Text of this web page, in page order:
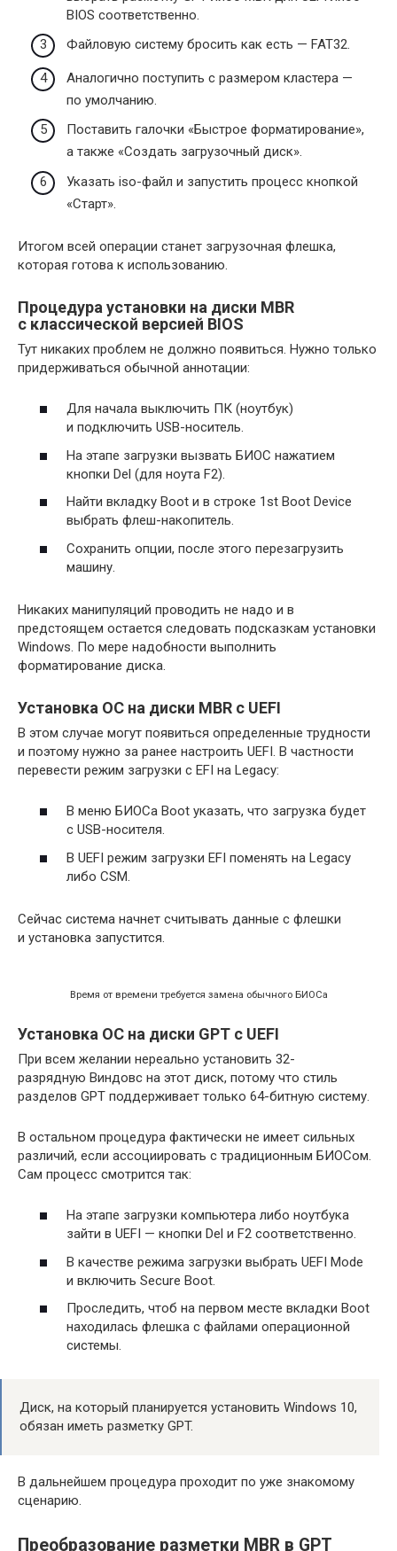
BIOS соответственно.
Файловую систему бросить как есть — FAT32.
Аналогично поступить с размером кластера —
по умолчанию.
Поставить галочки «Быстрое форматирование»,
а также «Создать загрузочный диск».
Указать iso-файл и запустить процесс кнопкой
«Старт».
Итогом всей операции станет загрузочная флешка,
которая готова к использованию.
Процедура установки на диски MBR
с классической версией BIOS
Тут никаких проблем не должно появиться. Нужно только
придерживаться обычной аннотации:
Для начала выключить ПК (ноутбук)
и подключить USB-носитель.
На этапе загрузки вызвать БИОС нажатием
кнопки Del (для ноута F2).
Найти вкладку Boot и в строке 1st Boot Device
выбрать флеш-накопитель.
Сохранить опции, после этого перезагрузить
машину.
Никаких манипуляций проводить не надо и в
предстоящем остается следовать подсказкам установки
Windows. По мере надобности выполнить
форматирование диска.
Установка ОС на диски MBR с UEFI
В этом случае могут появиться определенные трудности
и поэтому нужно за ранее настроить UEFI. В частности
перевести режим загрузки с EFI на Legacy:
В меню БИОСа Boot указать, что загрузка будет
с USB-носителя.
В UEFI режим загрузки EFI поменять на Legacy
либо CSM.
Сейчас система начнет считывать данные с флешки
и установка запустится.
Время от времени требуется замена обычного БИОСа
Установка ОС на диски GPT с UEFI
При всем желании нереально установить 32-
разрядную Виндовс на этот диск, потому что стиль
разделов GPT поддерживает только 64-битную систему.
В остальном процедура фактически не имеет сильных
различий, если ассоциировать с традиционным БИОСом.
Сам процесс смотрится так:
На этапе загрузки компьютера либо ноутбука
зайти в UEFI — кнопки Del и F2 соответственно.
В качестве режима загрузки выбрать UEFI Mode
и включить Secure Boot.
Проследить, чтоб на первом месте вкладки Boot
находилась флешка с файлами операционной
системы.
Диск, на который планируется установить Windows 10,
обязан иметь разметку GPT.
В дальнейшем процедура проходит по уже знакомому
сценарию.
Преобразование разметки MBR в GPT